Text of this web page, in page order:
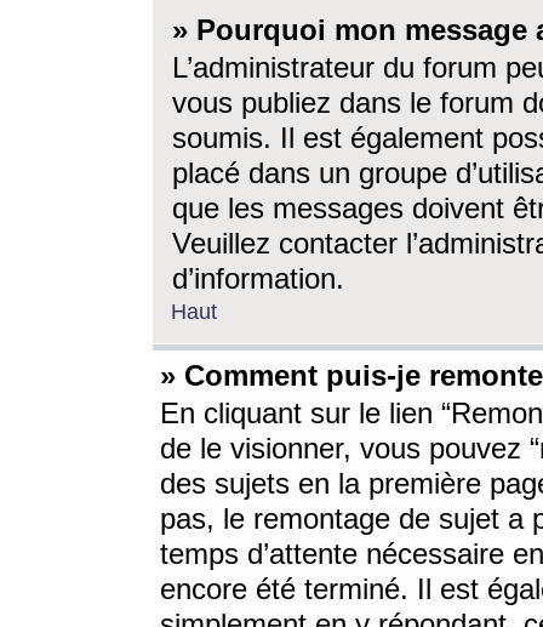
» Pourquoi mon message
L’administrateur du forum
vous publiez dans le forum
soumis. Il est également
placé dans un groupe
que les messages doivent
Veuillez contacter
d’information.
Haut
» Comment puis-je
En cliquant sur le lien
de le visionner, vous pouvez
des sujets en la première
pas, le remontage de sujet a
temps d’attente nécessaire
encore été terminé. Il est